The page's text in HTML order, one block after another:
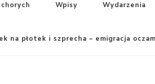
Wpisy Wydarzenia
na płotek i szprecha – emigracja